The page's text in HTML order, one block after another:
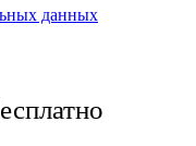
данных